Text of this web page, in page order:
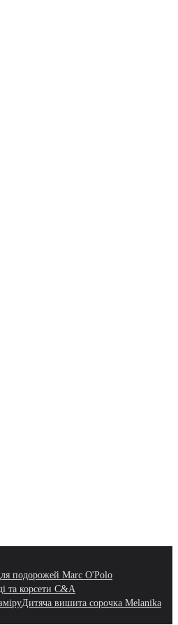
подорожей Marc O'Polo
та корсети C&A
Дитяча вишита сорочка Melanika